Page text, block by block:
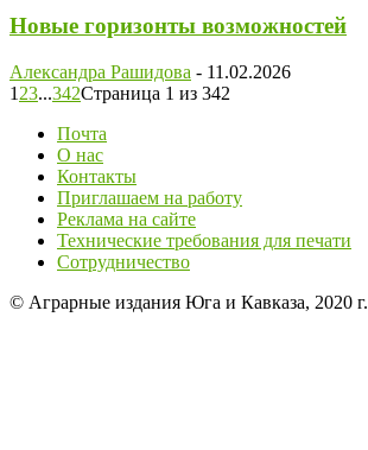
Новые горизонты возможностей
Александра Рашидова - 11.02.2026
1 23...342Страница 1 из 342
Почта
О нас
Контакты
Приглашаем на работу
Реклама на сайте
Технические требования для печати
Сотрудничество
© Аграрные издания Юга и Кавказа, 2020 г.